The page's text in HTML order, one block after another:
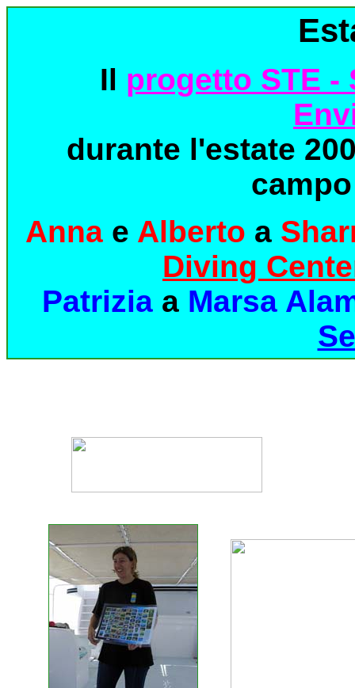
Il progetto STE -
durante l'estate
Annae Alberto a
Diving
Patrizia a Marsa